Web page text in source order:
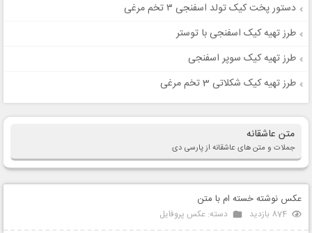
دستور پخت کیک تولد اسفنجی ۳ تخم مرغی
طرز تهیه کیک اسفنجی با توستر
طرز تهیه کیک سوپر اسفنجی
طرز تهیه کیک شکلاتی 3 تخم مرغی
متن عاشقانه
جملات و متن های عاشقانه از پارسی دی
عکس نوشته خسته ام با متن
874 بازدید دسته: عکس پروفایل